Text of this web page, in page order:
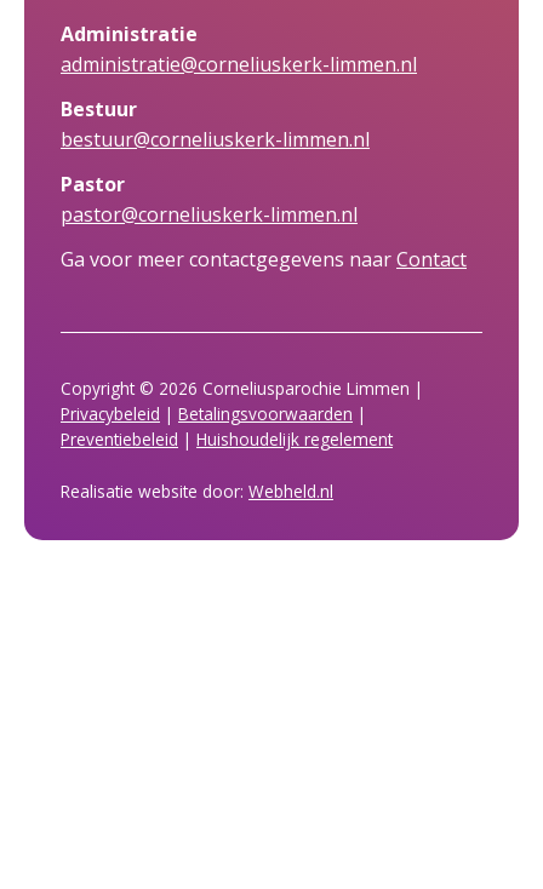
Administratie
administratie@corneliuskerk-limmen.nl
Bestuur
bestuur@corneliuskerk-limmen.nl
Pastor
pastor@corneliuskerk-limmen.nl
Ga voor meer contactgegevens naarContact
Copyright © 2026 Corneliusparochie Limmen |
Privacybeleid | Betalingsvoorwaarden |
Preventiebeleid | Huishoudelijk regelement
Realisatie website door: Webheld.nl